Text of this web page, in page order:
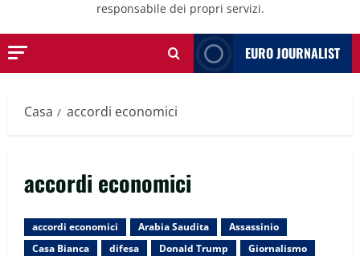
responsabile dei propri servizi.
EURO JOURNALIST
Casa accordi economici
accordi economici
accordi economici Arabia Saudita
Assassinio
Casa Bianca
difesa Donald Trump
Giornalismo